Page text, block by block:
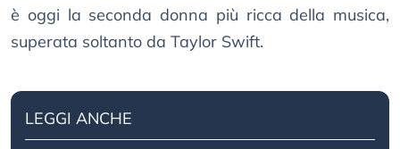
è oggi la seconda donna più ricca della musica,
superata soltanto da Taylor Swift.
LEGGI ANCHE